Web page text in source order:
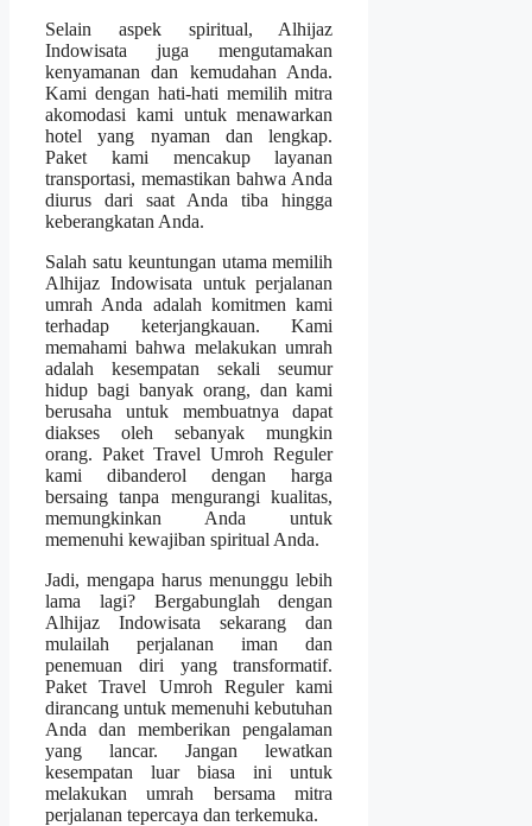
Selain aspek spiritual, Alhijaz
Indowisata juga mengutamakan
kenyamanan dan kemudahan Anda.
Kami dengan hati-hati memilih mitra
akomodasi kami untuk menawarkan
hotel yang nyaman dan lengkap.
Paket kami mencakup layanan
transportasi, memastikan bahwa Anda
diurus dari saat Anda tiba hingga
keberangkatan Anda.
Salah satu keuntungan utama memilih
Alhijaz Indowisata untuk perjalanan
umrah Anda adalah komitmen kami
terhadap keterjangkauan. Kami
memahami bahwa melakukan umrah
adalah kesempatan sekali seumur
hidup bagi banyak orang, dan kami
berusaha untuk membuatnya dapat
diakses oleh sebanyak mungkin
orang. Paket Travel Umroh Reguler
kami dibanderol dengan harga
bersaing tanpa mengurangi kualitas,
memungkinkan Anda untuk
memenuhi kewajiban spiritual Anda.
Jadi, mengapa harus menunggu lebih
lama lagi? Bergabunglah dengan
Alhijaz Indowisata sekarang dan
mulailah perjalanan iman dan
penemuan diri yang transformatif.
Paket Travel Umroh Reguler kami
dirancang untuk memenuhi kebutuhan
Anda dan memberikan pengalaman
yang lancar. Jangan lewatkan
kesempatan luar biasa ini untuk
melakukan umrah bersama mitra
perjalanan tepercaya dan terkemuka.